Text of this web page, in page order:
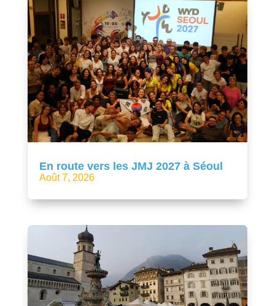
En route vers les JMJ 2027 à Séoul
Août 7, 2026